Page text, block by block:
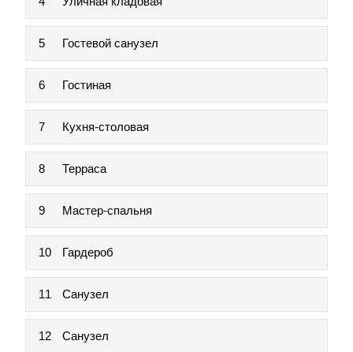
5 Гостевой санузел
6 Гостиная
7 Кухня-столовая
8 Терраса
9 Мастер-спальня
10 Гардероб
11 Санузел
12 Санузел